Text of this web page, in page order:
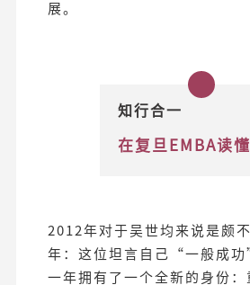
展。
知行合一
在复旦EMBA读
2012年对于吴世均来说是颇
年：这位坦言自己“一般成
一年拥有了一个全新的身份：